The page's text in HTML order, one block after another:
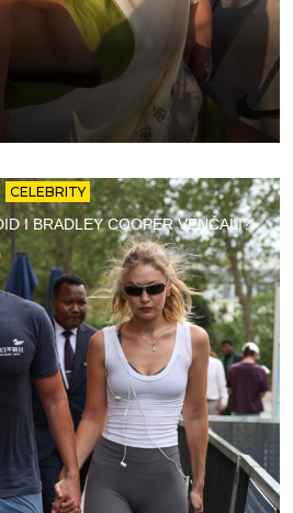
CELEBRITY
I BRADLEY COOPER VENČALI?